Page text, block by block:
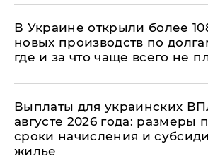
В Украине открыли более
новых производств по
где и за что чаще всего не
Выплаты для украинских
августе 2026 года: размеры
сроки начисления и
жилье